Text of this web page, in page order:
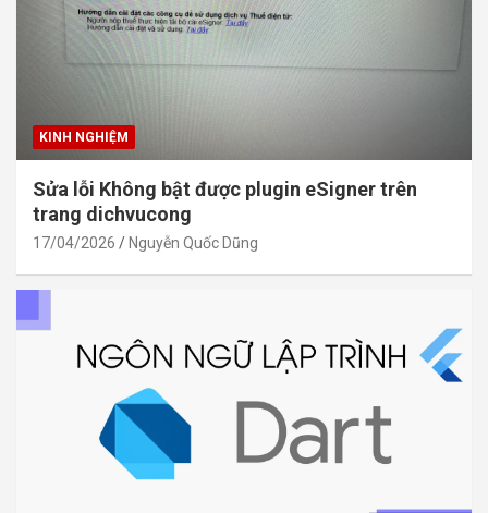
KINH NGHIỆM
Sửa lỗi Không bật được plugin eSigner trên
trang dichvucong
17/04/2026 Nguyễn Quốc Dũng